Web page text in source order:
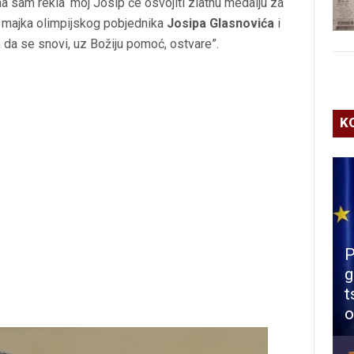
majka olimpijskog pobjednika Josipa Glasnovića i
se snovi, uz Božiju pomoć, ostvare”.